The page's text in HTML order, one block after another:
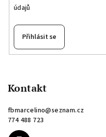
údajů
Přihlásit se
Kontakt
fbmarcelino@seznam.cz
774 488 723